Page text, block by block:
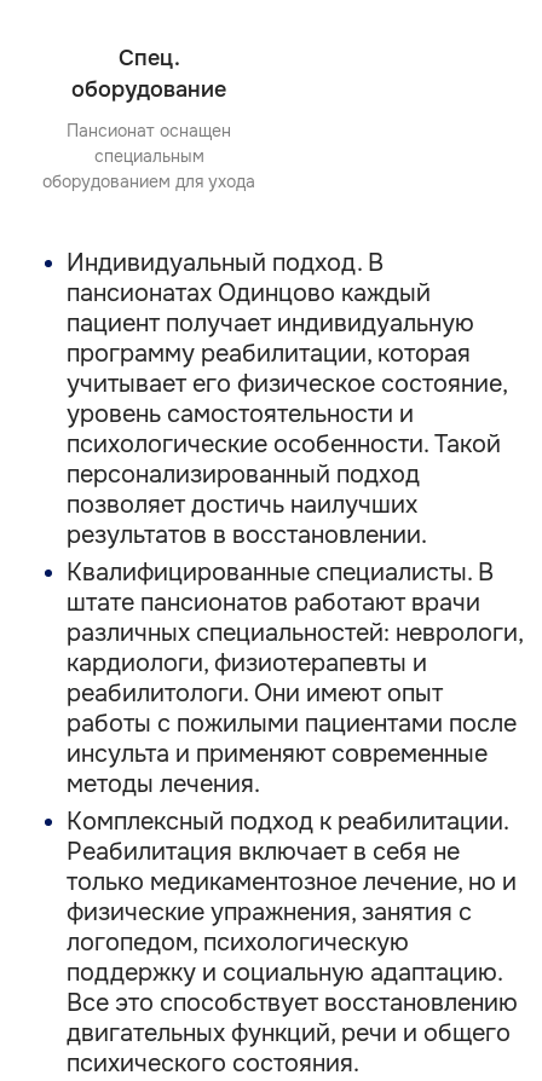
Спец.
оборудование
Пансионат оснащен
специальным
оборудованием для ухода
Индивидуальный подход. В
пансионатах Одинцово каждый
пациент получает индивидуальную
программу реабилитации, которая
учитывает его физическое состояние,
уровень самостоятельности и
психологические особенности. Такой
персонализированный подход
позволяет достичь наилучших
результатов в восстановлении.
Квалифицированные специалисты. В
штате пансионатов работают врачи
различных специальностей: неврологи,
кардиологи, физиотерапевты и
реабилитологи. Они имеют опыт
работы с пожилыми пациентами после
инсульта и применяют современные
методы лечения.
Комплексный подход к реабилитации.
Реабилитация включает в себя не
только медикаментозное лечение, но и
физические упражнения, занятия с
логопедом, психологическую
поддержку и социальную адаптацию.
Все это способствует восстановлению
двигательных функций, речи и общего
психического состояния.